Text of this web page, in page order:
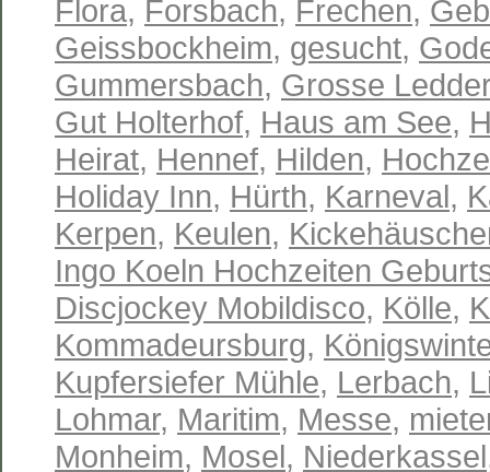
Flora, Forsbach, Frechen,
Geissbockheim, gesucht,
Gummersbach, Grosse Ledder
Gut Holterhof, Haus am See,
Heirat, Hennef, Hilden,
Holiday Inn, Hürth, Karneval,
Kerpen, Keulen,
Ingo Koeln Hochzeiten
Discjockey Mobildisco, Kölle,
Kommadeursburg,
Kupfersiefer Mühle, Lerbach,
Lohmar, Maritim, Messe,
Monheim, Mosel, Niederkassel